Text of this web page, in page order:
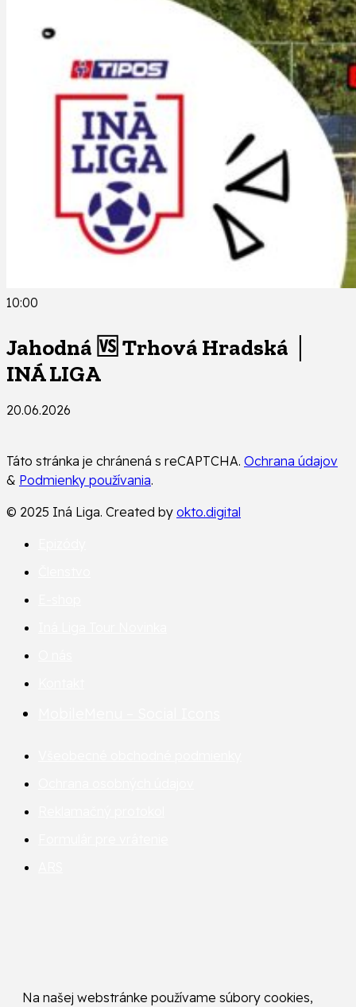
10:00
Jahodná 🆚 Trhová Hradská │
INÁ LIGA
20.06.2026
Táto stránka je chránená s reCAPTCHA. Ochrana údajov
& Podmienky používania.
© 2025 Iná Liga. Created by okto.digital
Na našej webstránke používame súbory cookies,